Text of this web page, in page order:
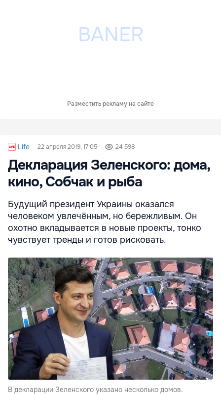
Разместить рекламу на сайте
Life 22 апреля 2019, 17:05 24 598
Декларация Зеленского: дома,
кино, Собчак и рыба
Будущий президент Украины оказался
человеком увлечённым, но бережливым. Он
охотно вкладывается в новые проекты, тонко
чувствует тренды и готов рисковать.
В декларации Зеленского указано несколько домов.